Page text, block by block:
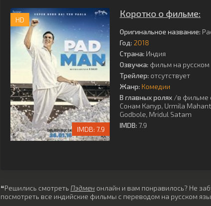
HD
7.9
Коротко о фильме:
Оригинальное название:
Год: 2018
Страна: Индия
Озвучка: фильм на
Трейлер: отсутствует
Жанр: Комедии
В главных ролях /в фильме
Сонам Капур, Urmila
Godbole, Mridul Satam
IMDB: 7.9
❝Решились смотреть Пэдмен онлайн и вам понравилось? Не
посмотреть все индийские фильмы с переводом на русском